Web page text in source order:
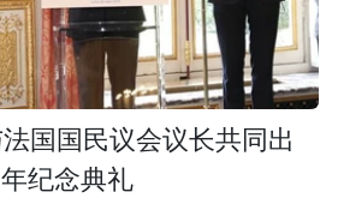
国国民议会议长共同出
纪念典礼